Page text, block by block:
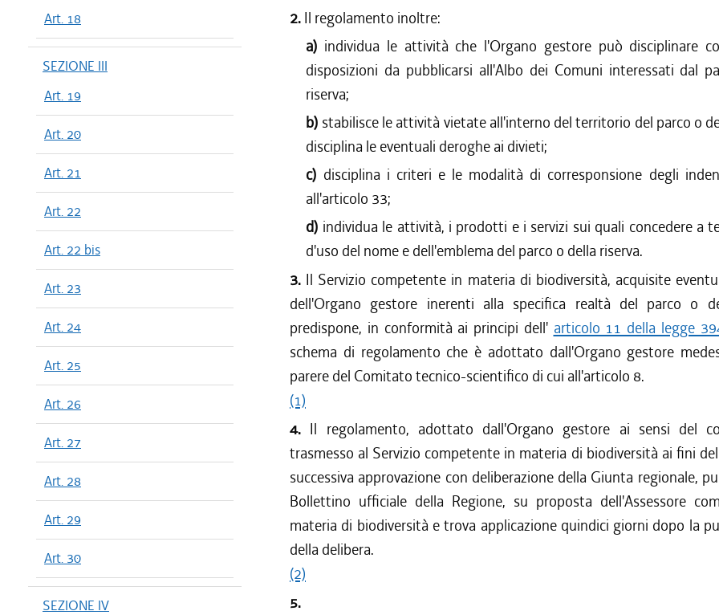
Art. 18
SEZIONE III
Art. 19
Art. 20
Art. 21
Art. 22
Art. 22 bis
Art. 23
Art. 24
Art. 25
Art. 26
Art. 27
Art. 28
Art. 29
Art. 30
SEZIONE IV
2. Il regolamento inoltre:
a) individua le attività che l'Organo gestore può disciplinare
disposizioni da pubblicarsi all'Albo dei Comuni interessati dal
riserva;
b) stabilisce le attività vietate all'interno del territorio del parco o
disciplina le eventuali deroghe ai divieti;
c) disciplina i criteri e le modalità di corresponsione degli
all'articolo 33;
d) individua le attività, i prodotti e i servizi sui quali concedere a
d'uso del nome e dell'emblema del parco o della riserva.
3. Il Servizio competente in materia di biodiversità, acquisite
dell'Organo gestore inerenti alla specifica realtà del parco o
predispone, in conformità ai principi dell' articolo 11 della legge
schema di regolamento che è adottato dall'Organo gestore
parere del Comitato tecnico-scientifico di cui all'articolo 8.
(1)
4. Il regolamento, adottato dall'Organo gestore ai sensi del
trasmesso al Servizio competente in materia di biodiversità ai fini
successiva approvazione con deliberazione della Giunta regionale,
Bollettino ufficiale della Regione, su proposta dell'Assessore
materia di biodiversità e trova applicazione quindici giorni dopo la
della delibera.
(2)
5.